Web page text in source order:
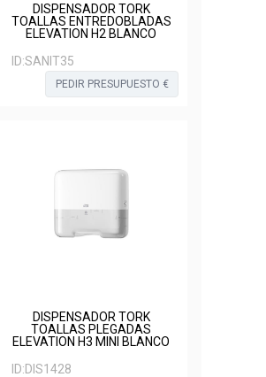
DISPENSADOR TORK
TOALLAS ENTREDOBLADAS
ELEVATION H2 BLANCO
ID:SANIT35
PEDIR PRESUPUESTO €
DISPENSADOR TORK
TOALLAS PLEGADAS
ELEVATION H3 MINI BLANCO
ID:DIS1428